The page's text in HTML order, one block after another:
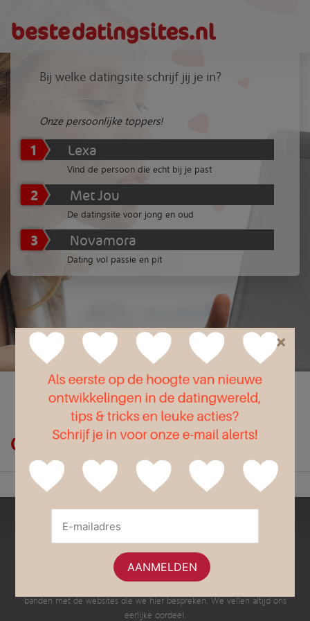
Bij welke datingsite schrijf jij je in?
Onze persoonlijke toppers!
1 Lexa
Vind de persoon die echt bij je past
2 Met Jou
De datingsite voor jong en oud
3 Novamora
Dating vol passie en pit
Flirt Liefde Seks
Op zoek naar corona?
Bestedatingsites.nl
Dit is een onafhankelijke website met informatie en advies over de
verschillende Nederlandse datingsites en dating apps. Wij hebben geen
banden met de websites die we hier bespreken. We vellen altijd ons
eerlijke oordeel.
×